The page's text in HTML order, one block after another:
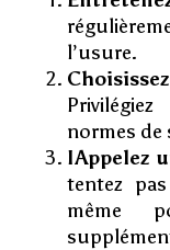
l’usure.
normes de
IAppelez
tentez
même